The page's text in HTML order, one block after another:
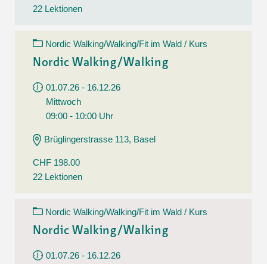
22 Lektionen
Nordic Walking/Walking/Fit im Wald / Kurs
Nordic Walking/Walking
01.07.26 - 16.12.26
Mittwoch
09:00 - 10:00 Uhr
Brüglingerstrasse 113, Basel
CHF 198.00
22 Lektionen
Nordic Walking/Walking/Fit im Wald / Kurs
Nordic Walking/Walking
01.07.26 - 16.12.26